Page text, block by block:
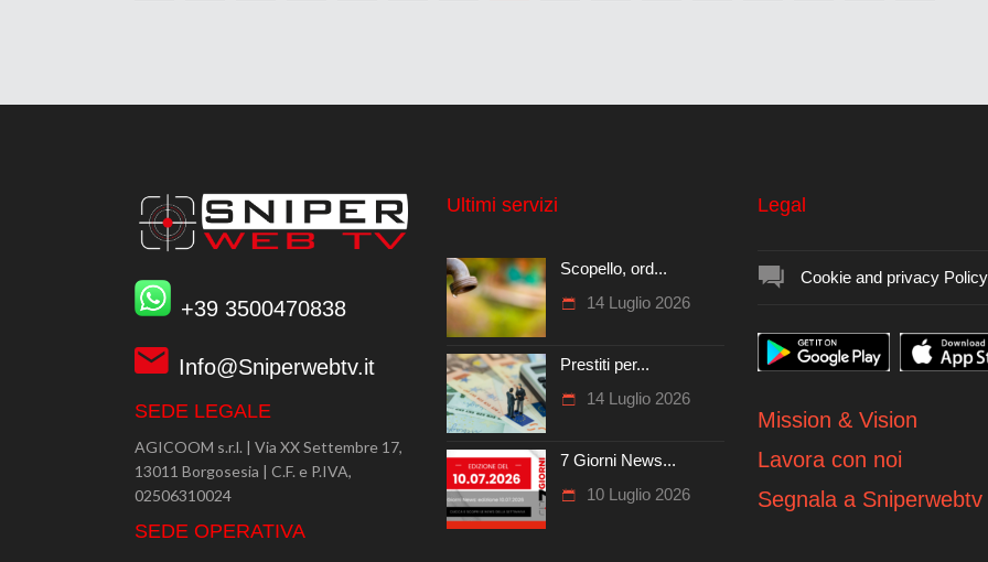
+39 3500470838
Info@Sniperwebtv.it
SEDE LEGALE
AGICOOM s.r.l. | Via XX Settembre 17,
13011 Borgosesia | C.F. e P.IVA,
02506310024
SEDE OPERATIVA
Ultimi servizi
Scopello, ord...
14 Luglio 2026
Prestiti per...
14 Luglio 2026
7 Giorni News...
10 Luglio 2026
Legal
Cookie and privacy Policy
Mission & Vision
Lavora con noi
Segnala a Sniperwebtv